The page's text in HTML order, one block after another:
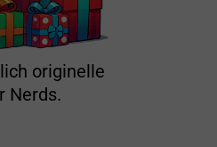
originelle
Nerds.